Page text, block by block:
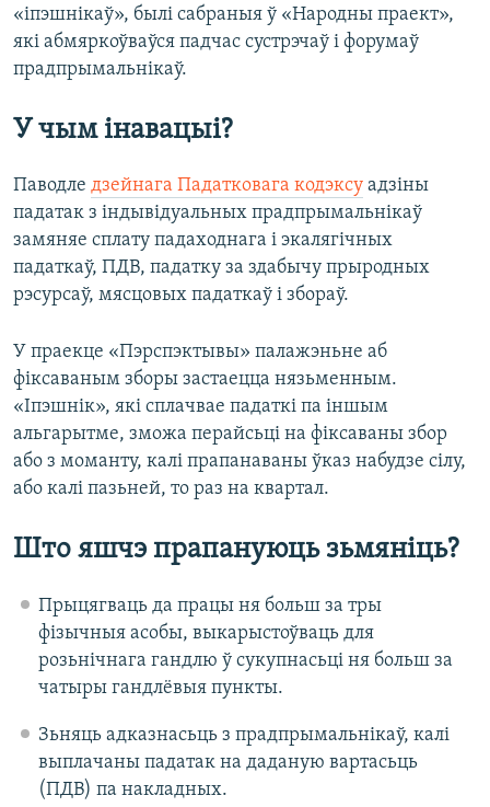
«іпэшнікаў», былі сабраныя ў «Народны праект»,
які абмяркоўваўся падчас сустрэчаў і форумаў
прадпрымальнікаў.
У чым інавацыі?
Паводле дзейнага Падатковага кодэксу адзіны
падатак з індывідуальных прадпрымальнікаў
замяняе сплату падаходнага і экалягічных
падаткаў, ПДВ, падатку за здабычу прыродных
рэсурсаў, мясцовых падаткаў і збораў.
У праекце «Пэрспэктывы» палажэньне аб
фіксаваным зборы застаецца нязьменным.
«Іпэшнік», які сплачвае падаткі па іншым
альгарытме, зможа перайсьці на фіксаваны збор
або з моманту, калі прапанаваны ўказ набудзе сілу,
або калі пазьней, то раз на квартал.
Што яшчэ прапануюць зьмяніць?
Прыцягваць да працы ня больш за тры
фізычныя асобы, выкарыстоўваць для
розьнічнага гандлю ў сукупнасьці ня больш за
чатыры гандлёвыя пункты.
Зьняць адказнасьць з прадпрымальнікаў, калі
выплачаны падатак на даданую вартасьць
(ПДВ) па накладных.